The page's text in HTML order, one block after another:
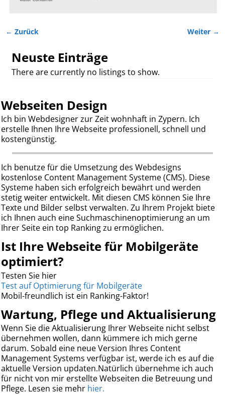
← Zurück Weiter →
Neuste Einträge
There are currently no listings to show.
Webseiten Design
Ich bin Webdesigner zur Zeit wohnhaft in Zypern. Ich
erstelle Ihnen Ihre Webseite professionell, schnell und
kostengünstig.
Ich benutze für die Umsetzung des Webdesigns
kostenlose Content Management Systeme (CMS). Diese
Systeme haben sich erfolgreich bewährt und werden
stetig weiter entwickelt. Mit diesen CMS können Sie Ihre
Texte und Bilder selbst verwalten. Zu Ihrem Projekt biete
ich Ihnen auch eine Suchmaschinenoptimierung an um
Ihrer Seite ein top Ranking zu ermöglichen.
Ist Ihre Webseite für Mobilgeräte
optimiert?
Testen Sie hier
Test auf Optimierung für Mobilgeräte
Mobil-freundlich ist ein Ranking-Faktor!
Wartung, Pflege und Aktualisierung
Wenn Sie die Aktualisierung Ihrer Webseite nicht selbst
übernehmen wollen, dann kümmere ich mich gerne
darum. Sobald eine neue Version Ihres Content
Management Systems verfügbar ist, werde ich es auf die
aktuelle Version updaten.Natürlich übernehme ich auch
für nicht von mir erstellte Webseiten die Betreuung und
Pflege. Lesen sie mehr hier.